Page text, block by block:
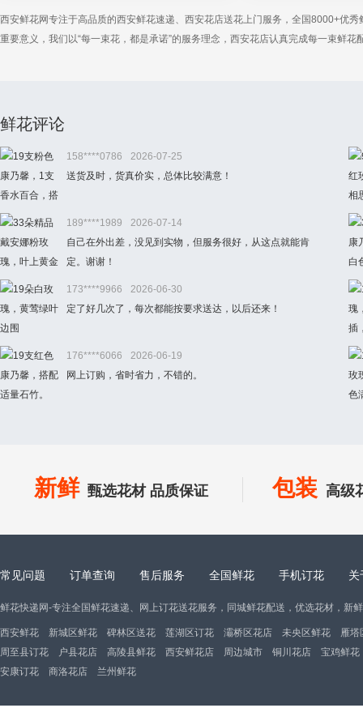
西安鲜花网专注于高品质的西安鲜花速递、西安花店送花上门服务，全国8000+优
重要意义，我们以“每一束花，都是承诺”的服务理念，西安花店认真完成每一束鲜
鲜花评论
158****0786
2026-07-25
送货及时，货真价实，总体比较满意！
189****1989
2026-07-14
自己在外出差，没见到实物，但服务很好，从这点就能肯
定。谢谢！
173****9966
2026-06-30
定了好几次了，每次都能按要求送达，以后还来！
176****6066
2026-06-19
网上订购，省时省力，不错的。
新鲜 甄选花材 品质保证 包装 高级
常见问题 订单查询 售后服务 全国鲜花 手机订花 关
鲜花快递网-专注全国鲜花速递、网上订花送花服务，同城鲜花配送，优选花材，新
西安鲜花 新城区鲜花 碑林区送花 莲湖区订花 灞桥区花店 未央区鲜花
雁塔
周至县订花
户县花店 高陵县鲜花 西安鲜花店 周边城市 铜川花店
宝鸡鲜花
安康订花
商洛花店 兰州鲜花